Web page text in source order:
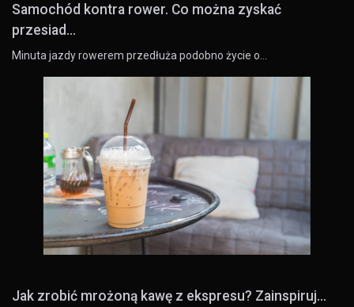
Samochód kontra rower. Co można zyskać
przesiad...
Minuta jazdy rowerem przedłuża podobno życie o…
Jak zrobić mrożoną kawę z ekspresu? Zainspiruj...